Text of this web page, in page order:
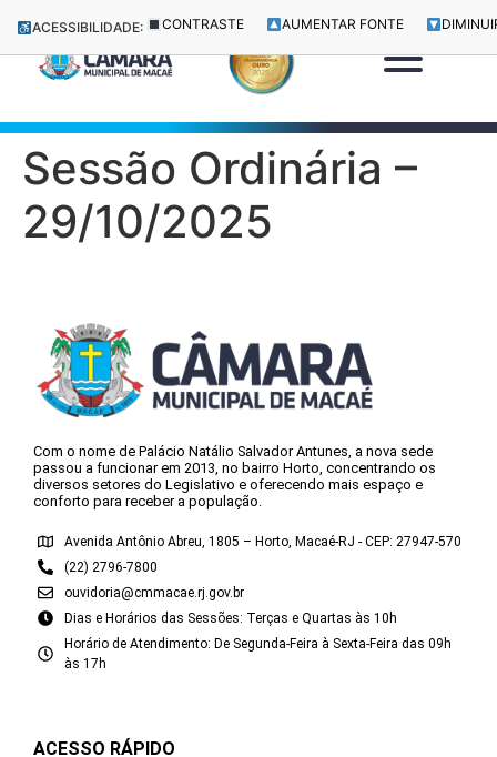
ACESSIBILIDADE: CONTRASTE AUMENTAR FONTE
Sessão Ordinária –
29/10/2025
Com o nome de Palácio Natálio Salvador Antunes, a nova sede
passou a funcionar em 2013, no bairro Horto, concentrando os
diversos setores do Legislativo e oferecendo mais espaço e
conforto para receber a população.
Avenida Antônio Abreu, 1805 – Horto, Macaé-RJ - CEP: 27947-570
(22) 2796-7800
ouvidoria@cmmacae.rj.gov.br
Dias e Horários das Sessões: Terças e Quartas às 10h
Horário de Atendimento: De Segunda-Feira à Sexta-Feira das 09h
às 17h
ACESSO RÁPIDO